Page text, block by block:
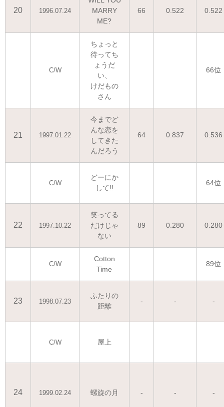
20 1996.07.24
MARRY
ME?
66 0.522 0.522
C/W
ちょっと
待ってち
ょうだ
い、
けだもの
さん
66位
21 1997.01.22
今までど
んな恋を
してきた
んだろう
64 0.837 0.536
C/W
どーにか
して!!
64位
22 1997.10.22
笑ってる
だけじゃ
ない
89 0.280 0.280
C/W
Cotton
Time
89位
23 1998.07.23
ふたりの
距離
- - -
C/W 屋上
24 1999.02.24 螺旋の月 - - -